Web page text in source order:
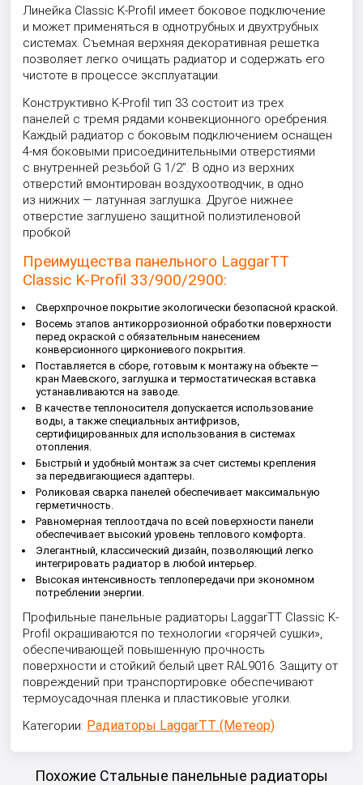
Линейка Classic K-Profil имеет боковое подключение
и может применяться в однотрубных и двухтрубных
системах. Съемная верхняя декоративная решетка
позволяет легко очищать радиатор и содержать его
чистоте в процессе эксплуатации.
Конструктивно K-Profil тип 33 состоит из трех
панелей с тремя рядами конвекционного оребрения.
Каждый радиатор с боковым подключением оснащен
4-мя боковыми присоединительными отверстиями
с внутренней резьбой G 1/2”. В одно из верхних
отверстий вмонтирован воздухоотводчик, в одно
из нижних — латунная заглушка. Другое нижнее
отверстие заглушено защитной полиэтиленовой
пробкой
Преимущества панельного LaggarTT
Classic K-Profil 33/900/2900:
Сверхпрочное покрытие экологически безопасной краской.
Восемь этапов антикоррозионной обработки поверхности
перед окраской с обязательным нанесением
конверсионного циркониевого покрытия.
Поставляется в сборе, готовым к монтажу на объекте —
кран Маевского, заглушка и термостатическая вставка
устанавливаются на заводе.
В качестве теплоносителя допускается использование
воды, а также специальных антифризов,
сертифицированных для использования в системах
отопления.
Быстрый и удобный монтаж за счет системы крепления
за передвигающиеся адаптеры.
Роликовая сварка панелей обеспечивает максимальную
герметичность.
Равномерная теплоотдача по всей поверхности панели
обеспечивает высокий уровень теплового комфорта.
Элегантный, классический дизайн, позволяющий легко
интегрировать радиатор в любой интерьер.
Высокая интенсивность теплопередачи при экономном
потреблении энергии.
Профильные панельные радиаторы LaggarTT Classic K-
Profil окрашиваются по технологии «горячей сушки»,
обеспечивающей повышенную прочность
поверхности и стойкий белый цвет RAL9016. Защиту от
повреждений при транспортировке обеспечивают
термоусадочная пленка и пластиковые уголки.
Категории: Радиаторы LaggarTT (Метеор)
Похожие Стальные панельные радиаторы